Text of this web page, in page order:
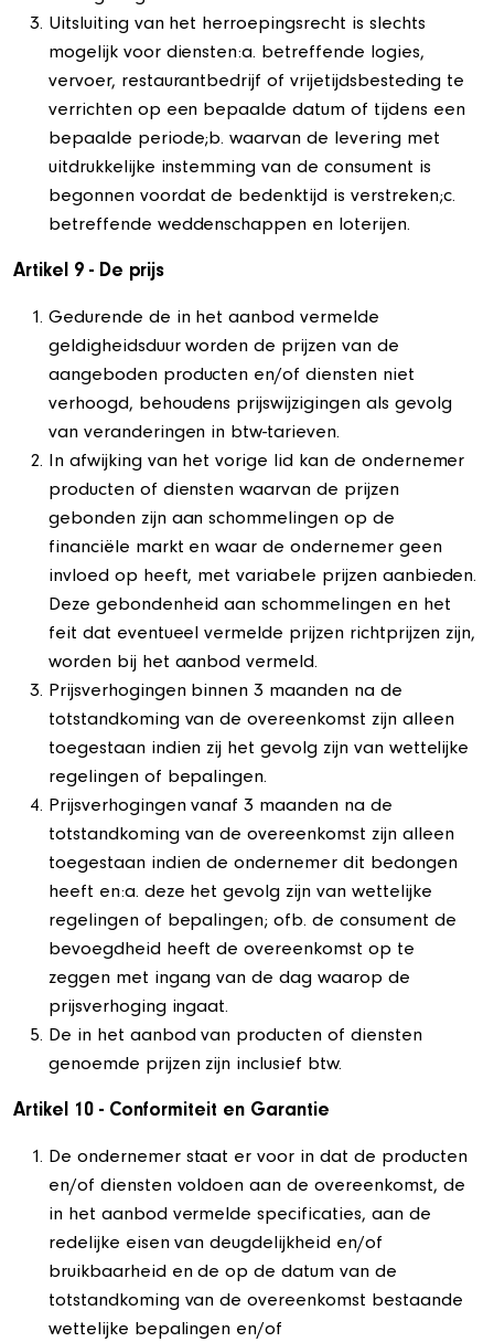
Uitsluiting van het herroepingsrecht is slechts
mogelijk voor diensten:a. betreffende logies,
vervoer, restaurantbedrijf of vrijetijdsbesteding te
verrichten op een bepaalde datum of tijdens een
bepaalde periode;b. waarvan de levering met
uitdrukkelijke instemming van de consument is
begonnen voordat de bedenktijd is verstreken;c.
betreffende weddenschappen en loterijen.
Artikel 9 - De prijs
Gedurende de in het aanbod vermelde
geldigheidsduur worden de prijzen van de
aangeboden producten en/of diensten niet
verhoogd, behoudens prijswijzigingen als gevolg
van veranderingen in btw-tarieven.
In afwijking van het vorige lid kan de ondernemer
producten of diensten waarvan de prijzen
gebonden zijn aan schommelingen op de
financiële markt en waar de ondernemer geen
invloed op heeft, met variabele prijzen aanbieden.
Deze gebondenheid aan schommelingen en het
feit dat eventueel vermelde prijzen richtprijzen zijn,
worden bij het aanbod vermeld.
Prijsverhogingen binnen 3 maanden na de
totstandkoming van de overeenkomst zijn alleen
toegestaan indien zij het gevolg zijn van wettelijke
regelingen of bepalingen.
Prijsverhogingen vanaf 3 maanden na de
totstandkoming van de overeenkomst zijn alleen
toegestaan indien de ondernemer dit bedongen
heeft en:a. deze het gevolg zijn van wettelijke
regelingen of bepalingen; ofb. de consument de
bevoegdheid heeft de overeenkomst op te
zeggen met ingang van de dag waarop de
prijsverhoging ingaat.
De in het aanbod van producten of diensten
genoemde prijzen zijn inclusief btw.
Artikel 10 - Conformiteit en Garantie
De ondernemer staat er voor in dat de producten
en/of diensten voldoen aan de overeenkomst, de
in het aanbod vermelde specificaties, aan de
redelijke eisen van deugdelijkheid en/of
bruikbaarheid en de op de datum van de
totstandkoming van de overeenkomst bestaande
wettelijke bepalingen en/of